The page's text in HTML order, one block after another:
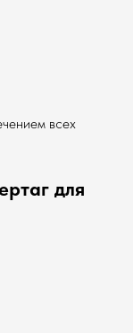
всех
для